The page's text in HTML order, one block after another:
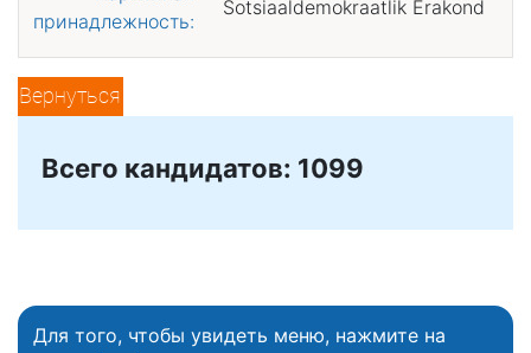
принадлежность:
Sotsiaaldemokraatlik Erakond
Вернуться
Всего кандидатов: 1099
Для того, чтобы увидеть меню, нажмите на